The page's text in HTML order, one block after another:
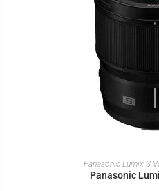
IN DEN
Panasonic Lumix S
Panasonic